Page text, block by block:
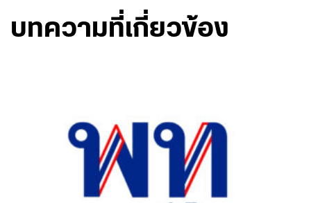
บทความที่เกี่ยวข้อง